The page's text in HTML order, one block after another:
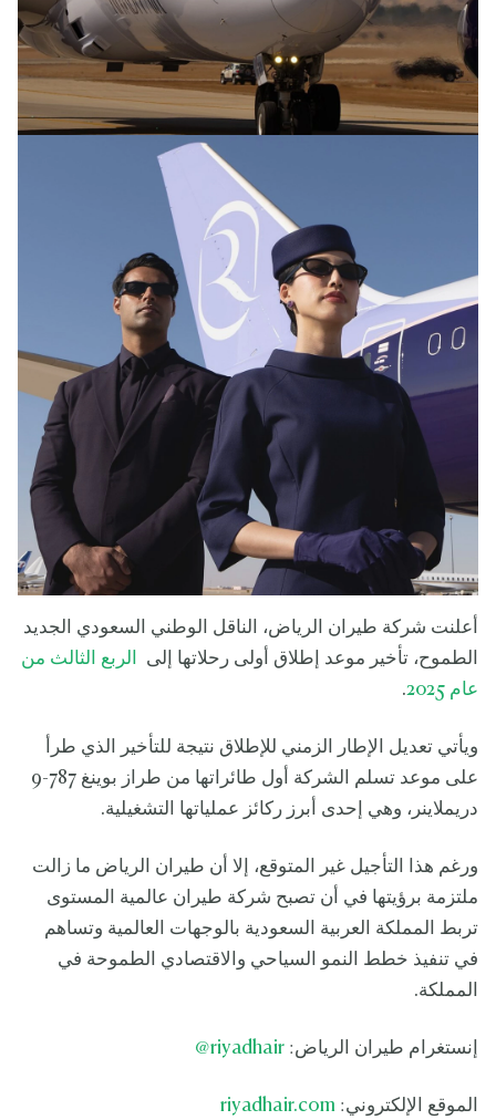
أعلنت شركة طيران الرياض، الناقل الوطني السعودي الجديد
الطموح، تأخير موعد إطلاق أولى رحلاتها إلى
الربع الثالث من
عام 2025
.
ويأتي تعديل الإطار الزمني للإطلاق نتيجة للتأخير الذي طرأ
على موعد تسلم الشركة أول طائراتها من طراز بوينغ 787-9
دريملاينر، وهي إحدى أبرز ركائز عملياتها التشغيلية.
ورغم هذا التأجيل غير المتوقع، إلا أن طيران الرياض ما زالت
ملتزمة برؤيتها في أن تصبح شركة طيران عالمية المستوى
تربط المملكة العربية السعودية بالوجهات العالمية وتساهم
في تنفيذ خطط النمو السياحي والاقتصادي الطموحة في
المملكة.
إنستغرام طيران الرياض: riyadhair
@
الموقع الإلكتروني: riyadhair.com